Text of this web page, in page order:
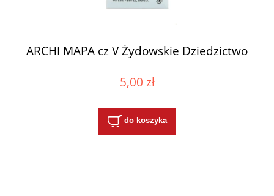
ARCHI MAPA cz V Żydowskie Dziedzictwo
5,00 zł
do koszyka